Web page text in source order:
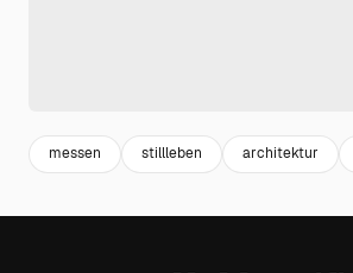
messen stillleben architektur